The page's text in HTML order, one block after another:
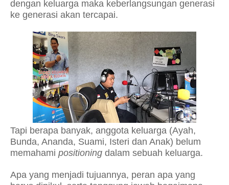
dengan keluarga maka keberlangsungan generasi
ke generasi akan tercapai.
Tapi berapa banyak, anggota keluarga (Ayah,
Bunda, Ananda, Suami, Isteri dan Anak) belum
memahami positioning dalam sebuah keluarga.
Apa yang menjadi tujuannya, peran apa yang